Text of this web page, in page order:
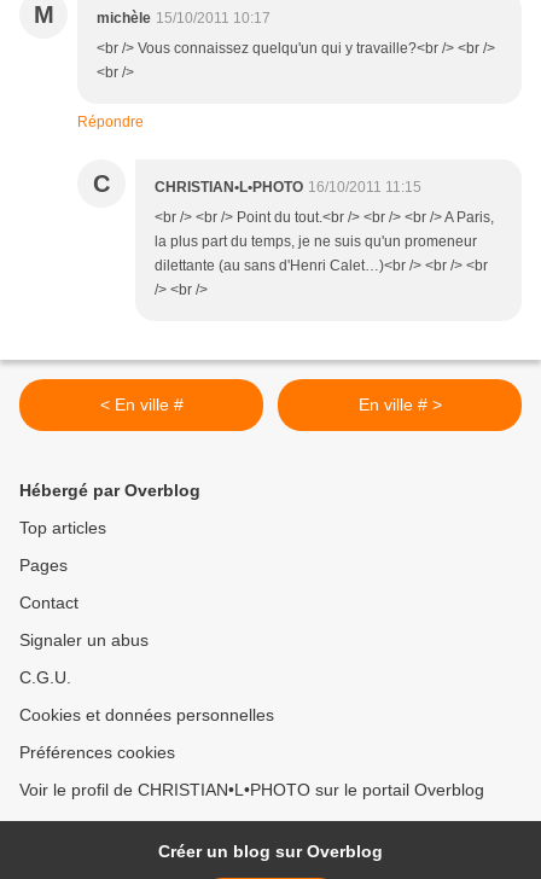
M michèle 15/10/2011 10:17
<br /> Vous connaissez quelqu'un qui y travaille?<br /> <br />
<br />
Répondre
C CHRISTIAN•L•PHOTO 16/10/2011 11:15
<br /> <br /> Point du tout.<br /> <br /> <br /> A Paris,
la plus part du temps, je ne suis qu'un promeneur
dilettante (au sans d'Henri Calet…)<br /> <br /> <br
/> <br />
< En ville # En ville # >
Hébergé par Overblog
Top articles
Pages
Contact
Signaler un abus
C.G.U.
Cookies et données personnelles
Préférences cookies
Voir le profil de CHRISTIAN•L•PHOTO sur le portail Overblog
Créer un blog sur Overblog